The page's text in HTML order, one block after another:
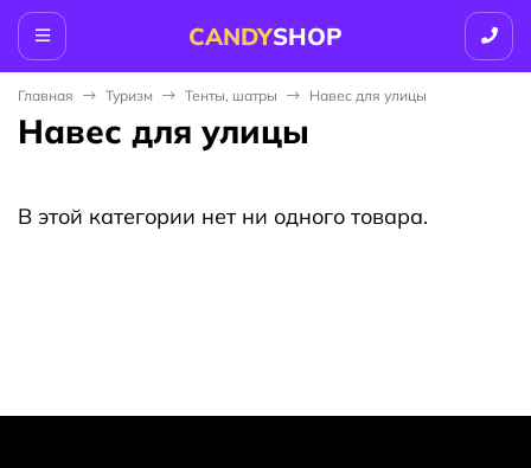
CANDYSHOP
Главная Туризм Тенты, шатры Навес для улицы
Навес для улицы
В этой категории нет ни одного товара.